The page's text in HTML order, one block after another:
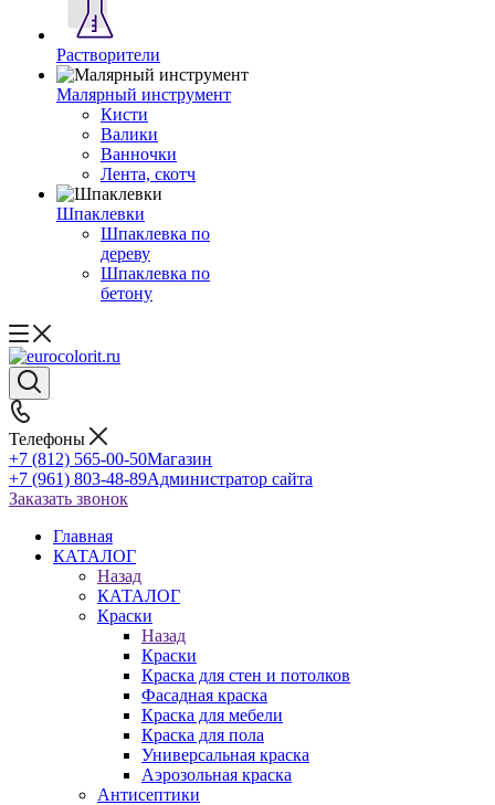
Растворители
Малярный инструмент
Кисти
Валики
Ванночки
Лента, скотч
Шпаклевки
Шпаклевка по
дереву
Шпаклевка по
бетону
Телефоны
+7 (812) 565-00-50Магазин
+7 (961) 803-48-89Администратор сайта
Заказать звонок
Главная
КАТАЛОГ
Назад
КАТАЛОГ
Краски
Назад
Краски
Краска для стен и потолков
Фасадная краска
Краска для мебели
Краска для пола
Универсальная краска
Аэрозольная краска
Антисептики